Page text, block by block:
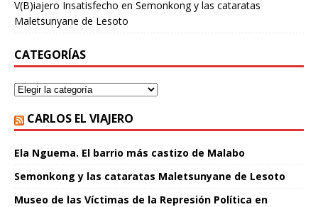
V(B)iajero Insatisfecho en Semonkong y las cataratas
Maletsunyane de Lesoto
CATEGORÍAS
CARLOS EL VIAJERO
Ela Nguema. El barrio más castizo de Malabo
Semonkong y las cataratas Maletsunyane de Lesoto
Museo de las Víctimas de la Represión Política en